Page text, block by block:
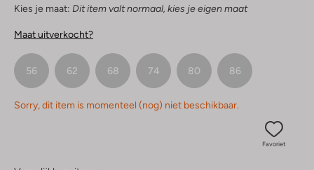
Kies je maat: Dit item valt normaal, kies je eigen maat
Maat uitverkocht?
56 62 68 74 80 86
Sorry, dit item is momenteel (nog) niet beschikbaar.
Favoriet